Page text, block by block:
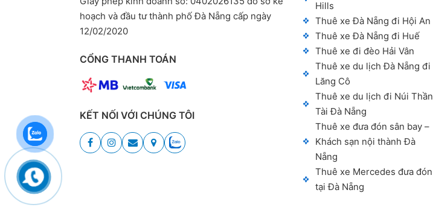
hoạch và đầu tư thành phố Đà Nẵng cấp ngày
12/02/2020
CỔNG THANH TOÁN
KẾT NỐI VỚI CHÚNG TÔI
Hills
Thuê xe Đà Nẵng đi Hội An
Thuê xe Đà Nẵng đi Huế
Thuê xe đi đèo Hải Vân
Thuê xe du lịch Đà Nẵng đi
Lăng Cô
Thuê xe du lịch đi Núi Thần
Tài Đà Nẵng
Thuê xe đưa đón sân bay –
Khách sạn nội thành Đà
Nẵng
Thuê xe Mercedes đưa đón
tại Đà Nẵng